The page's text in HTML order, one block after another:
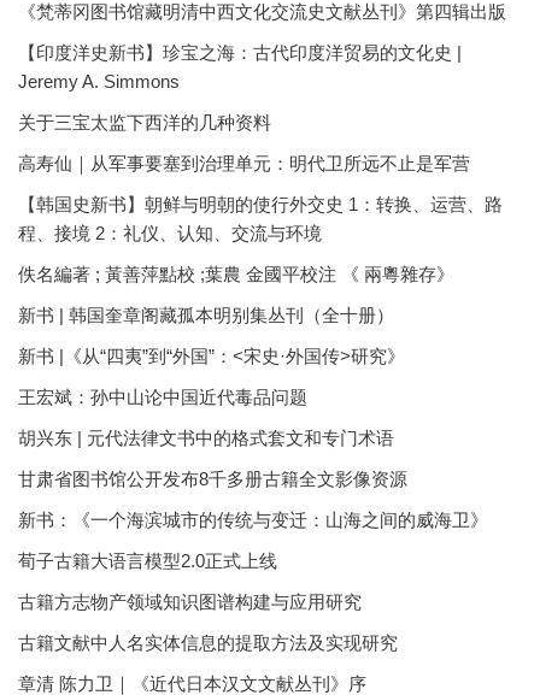
《梵蒂冈图书馆藏明清中西文化交流史文献丛刊》第四辑出版
【印度洋史新书】珍宝之海：古代印度洋贸易的文化史 |
Jeremy A. Simmons
关于三宝太监下西洋的几种资料
高寿仙｜从军事要塞到治理单元：明代卫所远不止是军营
【韩国史新书】朝鲜与明朝的使行外交史 1：转换、运营、路
程、接境 2：礼仪、认知、交流与环境
佚名編著 ; 黃善萍點校 ;葉農 金國平校注 《 兩粵雜存》
新书 | 韩国奎章阁藏孤本明别集丛刊（全十册）
新书 |《从“四夷”到“外国”：<宋史·外国传>研究》
王宏斌：孙中山论中国近代毒品问题
胡兴东 | 元代法律文书中的格式套文和专门术语
甘肃省图书馆公开发布8千多册古籍全文影像资源
新书：《一个海滨城市的传统与变迁：山海之间的威海卫》
荀子古籍大语言模型2.0正式上线
古籍方志物产领域知识图谱构建与应用研究
古籍文献中人名实体信息的提取方法及实现研究
章清 陈力卫｜《近代日本汉文文献丛刊》序